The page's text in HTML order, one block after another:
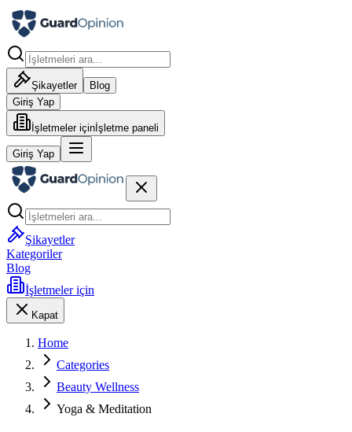
Şikayetler
Blog
Giriş Yap
İşletmeler için İşletme paneli
Giriş Yap
Şikayetler
Kategoriler
Blog
İşletmeler için
Kapat
Home
Categories
Beauty Wellness
Yoga & Meditation